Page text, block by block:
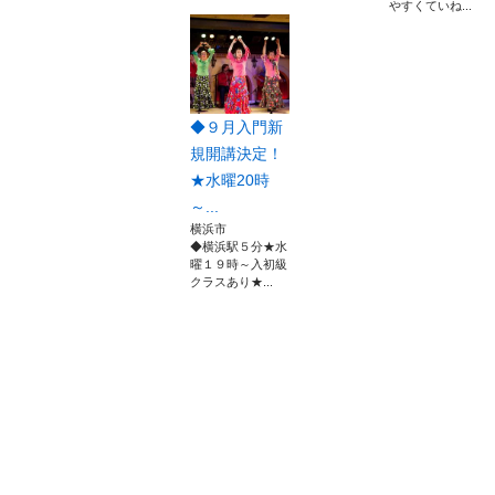
やすくていね...
◆９月入門新
規開講決定！
★水曜20時
～...
横浜市
◆横浜駅５分★水
曜１９時～入初級
クラスあり★...